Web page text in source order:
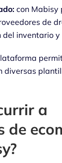
con Mabisy
de
inventario y
diversas
a